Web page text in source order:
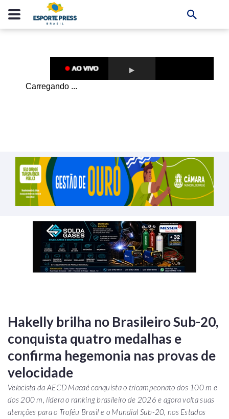
Hakelly brilha no Brasileiro Sub-20,
conquista quatro medalhas e
confirma hegemonia nas provas de
velocidade
Velocista da AECD Macaé conquista o tricampeonato dos 100 m e
dos 200 m, lidera o ranking brasileiro de 2026 e agora volta suas
atenções para o Troféu Brasil e o Mundial Sub-20, nos Estados